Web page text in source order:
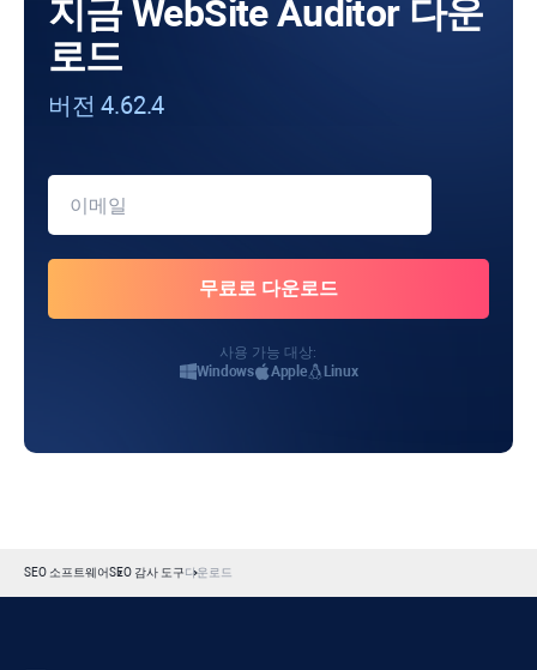
지금 WebSite Auditor 다운
로드
버전 4.62.4
사용 가능 대상:
Windows
Apple Linux
SEO 소프트웨어SEO 감사 도구다운로드